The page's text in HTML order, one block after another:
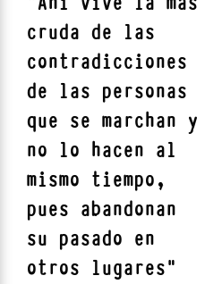
cruda de las
contradicciones
de las personas
que se marchan y
no lo hacen al
mismo tiempo,
pues abandonan
su pasado en
otros lugares"